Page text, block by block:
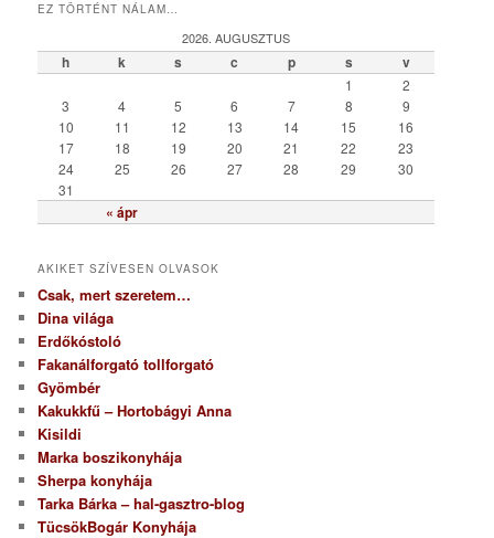
e
r
EZ TÖRTÉNT NÁLAM…
2026. AUGUSZTUS
h k s c p s v
« ápr
1
2
3
4 5 6 7 8
9
10
11 12 13 14 15
16
17
18 19 20 21 22
23
24
25 26 27 28 29
30
31
AKIKET SZÍVESEN OLVASOK
Csak, mert szeretem…
Dina világa
Erdőkóstoló
Fakanálforgató tollforgató
Gyömbér
Kakukkfű – Hortobágyi Anna
Kisildi
Marka boszikonyhája
Sherpa konyhája
Tarka Bárka – hal-gasztro-blog
TücsökBogár Konyhája